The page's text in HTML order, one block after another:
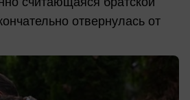
отвернулась от